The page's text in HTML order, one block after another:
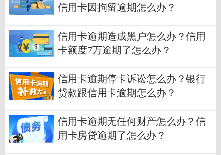
信用卡因拘留逾期怎么办？
信用卡逾期造成黑户怎么办？信用
卡额度7万逾期了怎么办？
信用卡逾期停卡诉讼怎么办？银行
贷款跟信用卡逾期怎么办？
信用卡逾期无任何财产怎么办？信
用卡房贷逾期了怎么办？